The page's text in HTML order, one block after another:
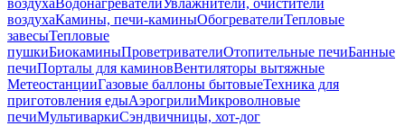
воздухаВодонагревателиУвлажнители, очистители
воздухаКамины, печи-каминыОбогревателиТепловые
завесыТепловые
пушкиБиокаминыПроветривателиОтопительные печиБанные
печиПорталы для каминовВентиляторы вытяжные
МетеостанцииГазовые баллоны бытовыеТехника для
приготовления едыАэрогрилиМикроволновые
печиМультиваркиСэндвичницы, хот-дог